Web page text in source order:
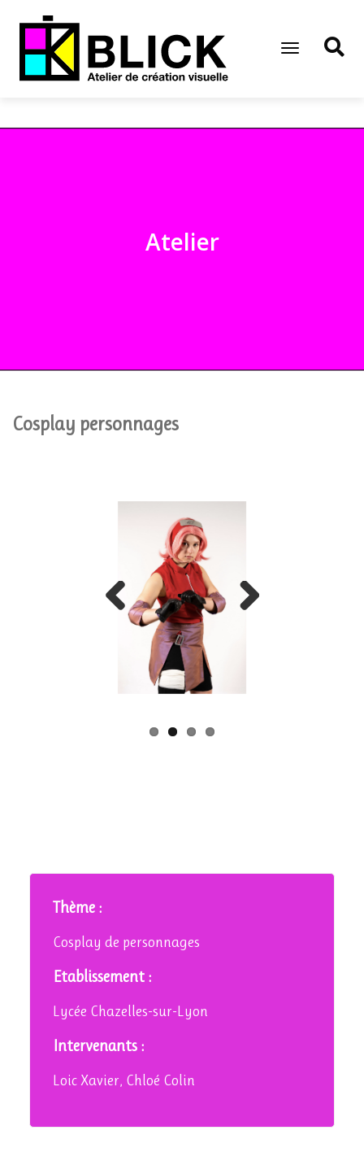
Toggle
Atelier
Cosplay personnages
Previous
Thème :
Cosplay de personnages
Etablissement :
Lycée Chazelles-sur-Lyon
Intervenants :
Loic Xavier, Chloé Colin